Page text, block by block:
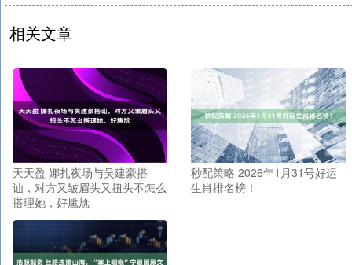
相关文章
天天盈 娜扎夜场与吴建豪搭
讪，对方又皱眉头又扭头不怎么
搭理她，好尴尬
秒配策略 2026年1月31号好运
生肖排名榜！